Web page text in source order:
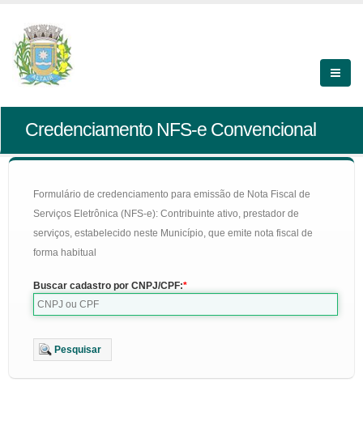
Credenciamento NFS-e Convencional
Formulário de credenciamento para emissão de Nota Fiscal de
Serviços Eletrônica (NFS-e): Contribuinte ativo, prestador de
serviços, estabelecido neste Município, que emite nota fiscal de
forma habitual
Buscar cadastro por CNPJ/CPF:
Pesquisar